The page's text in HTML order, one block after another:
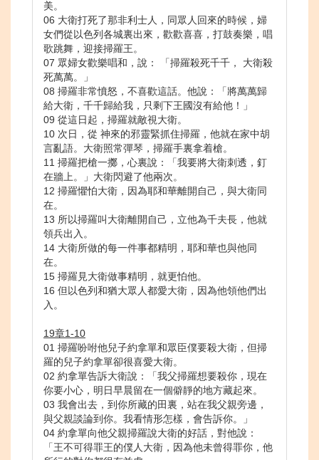
美。
06 大衛打死了那非利士人，同眾人回來的時候，婦
女們從以色列各城裏出來，歡歡喜喜，打鼓奏樂，唱
歌跳舞，迎接掃羅王。
07 眾婦女歡樂唱和，說： 「掃羅殺死千千， 大衛殺
死萬萬。」
08 掃羅非常憤怒，不喜歡這話。他說：「將萬萬歸
給大衛，千千歸給我，只剩下王國沒有給他！」
09 從這日起，掃羅就敵視大衛。
10 次日，從 神來的邪靈緊抓住掃羅，他就在家中胡
言亂語。大衛照常彈琴，掃羅手裏拿着槍。
11 掃羅把槍一擲，心裏說：「我要將大衛刺透，釘
在牆上。」大衛閃避了他兩次。
12 掃羅懼怕大衛，因為耶和華離開自己，與大衛同
在。
13 所以掃羅叫大衛離開自己，立他為千夫長，他就
領兵出入。
14 大衛所做的每一件事都精明，耶和華也與他同
在。
15 掃羅見大衛做事精明，就更怕他。
16 但以色列和猶大眾人都愛大衛，因為他領他們出
入。
19章1-10
01 掃羅吩咐他兒子約拿單和眾臣僕要殺大衛，但掃
羅的兒子約拿單卻很喜愛大衛。
02 約拿單告訴大衛說：「我父掃羅想要殺你，現在
你要小心，明日早晨留在一個僻靜的地方藏起來。
03 我會出去，到你所藏的田裏，站在我父親旁邊，
與父親談論到你。我看情形怎樣，會告訴你。」
04 約拿單向他父親掃羅說大衛的好話，對他說：
「王不可得罪王的僕人大衛，因為他未曾得罪你，他